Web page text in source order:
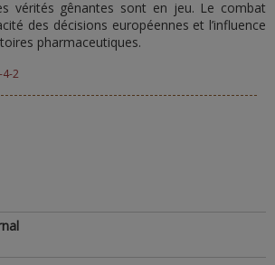
vérités gênantes sont en jeu. Le combat
des décisions européennes et l’influence
pharmaceutiques.
4-2